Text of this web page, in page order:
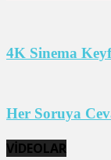
4K Sinema
Her Soruya
VİDEOLAR